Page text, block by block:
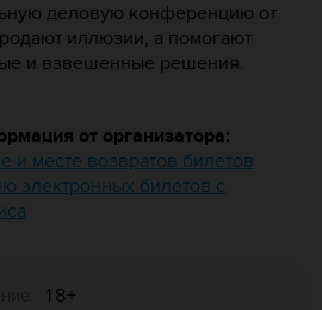
деловую конференцию от
иллюзии, а помогают
и взвешенные решения.
от организатора:
месте возвратов билетов
электронных билетов с
18+